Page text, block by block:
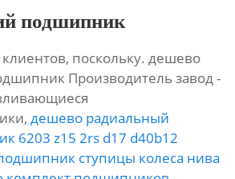
подшипник
поскольку. дешево
Производитель завод -
дешево радиальный
6203 z15 2rs d17 d40b12
ступицы колеса нива